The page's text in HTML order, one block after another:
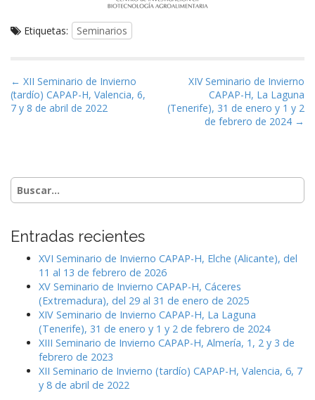
Etiquetas: Seminarios
N
a
v
a
c
i
ó
n
← XII Seminario de Invierno
(tardío) CAPAP-H, Valencia, 6,
7 y 8 de abril de 2022
XIV Seminario de Invierno
CAPAP-H, La Laguna
(Tenerife), 31 de enero y 1 y 2
de febrero de 2024 →
z
c
Entradas recientes
XVI Seminario de Invierno CAPAP-H, Elche (Alicante), del
11 al 13 de febrero de 2026
XV Seminario de Invierno CAPAP-H, Cáceres
(Extremadura), del 29 al 31 de enero de 2025
XIV Seminario de Invierno CAPAP-H, La Laguna
(Tenerife), 31 de enero y 1 y 2 de febrero de 2024
XIII Seminario de Invierno CAPAP-H, Almería, 1, 2 y 3 de
febrero de 2023
XII Seminario de Invierno (tardío) CAPAP-H, Valencia, 6, 7
y 8 de abril de 2022